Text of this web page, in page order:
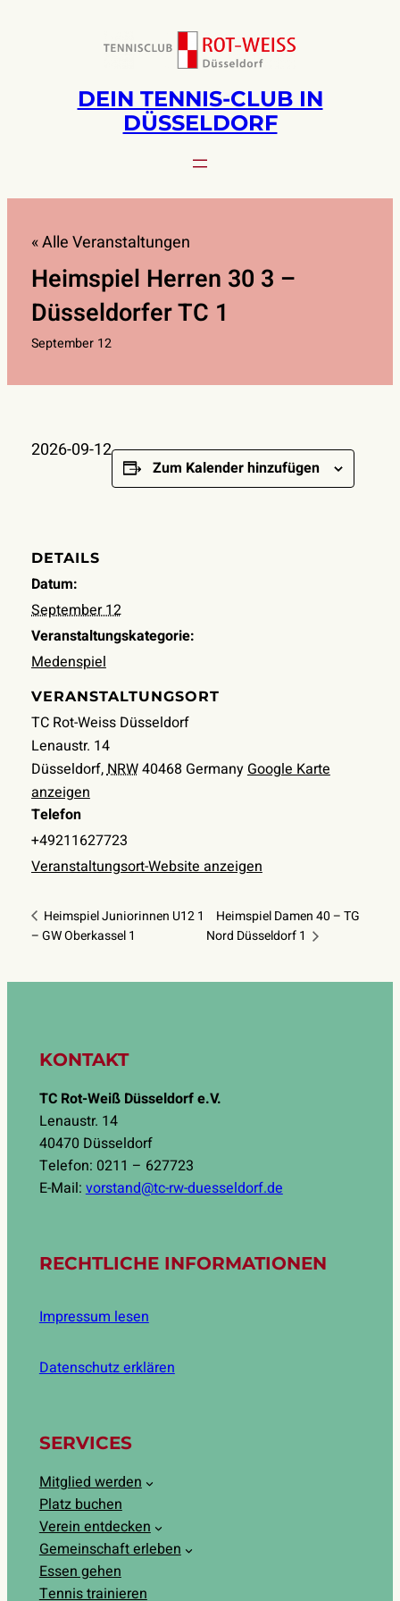
DEIN TENNIS-CLUB IN
DÜSSELDORF
« Alle Veranstaltungen
Heimspiel Herren 30 3 –
Düsseldorfer TC 1
September 12
2026-09-12
Zum Kalender hinzufügen
DETAILS
Datum:
September 12
Veranstaltungskategorie:
Medenspiel
VERANSTALTUNGSORT
TC Rot-Weiss Düsseldorf
Lenaustr. 14
Düsseldorf,NRW40468 GermanyGoogle Karte
anzeigen
Telefon
+49211627723
Veranstaltungsort-Website anzeigen
Heimspiel Juniorinnen U12 1
– GW Oberkassel 1
Heimspiel Damen 40 – TG
Nord Düsseldorf 1
KONTAKT
TC Rot-Weiß Düsseldorf e.V.
Lenaustr. 14
40470 Düsseldorf
Telefon: 0211 – 627723
E-Mail:vorstand@tc-rw-duesseldorf.de
RECHTLICHE INFORMATIONEN
Impressum lesen
Datenschutz erklären
SERVICES
Mitglied werden
Platz buchen
Verein entdecken
Gemeinschaft erleben
Essen gehen
Tennis trainieren